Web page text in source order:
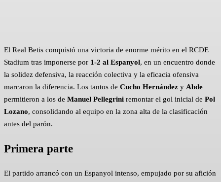
El Real Betis conquistó una victoria de enorme mérito en el RCDE
Stadium tras imponerse por 1-2 al Espanyol, en un encuentro donde
la solidez defensiva, la reacción colectiva y la eficacia ofensiva
marcaron la diferencia. Los tantos de Cucho Hernández y Abde
permitieron a los de Manuel Pellegrini remontar el gol inicial de Pol
Lozano, consolidando al equipo en la zona alta de la clasificación
antes del parón.
Primera parte
El partido arrancó con un Espanyol intenso, empujado por su afición